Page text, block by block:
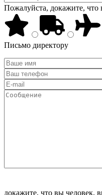
Пожалуйста, докажите, что
Письмо директору
докажите, что вы человек,